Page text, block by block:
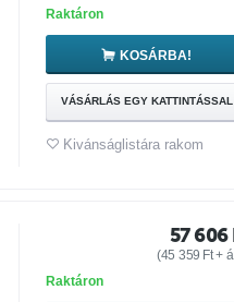
Raktáron
KOSÁRBA!
VÁSÁRLÁS EGY KATTINTÁSSAL
Kivánságlistára rakom
57 606
(45 359 Ft+
Raktáron